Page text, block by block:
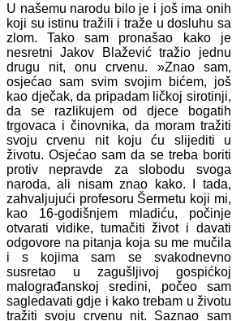
U našemu narodu bilo je i još ima onih
koji su istinu tražili i traže u dosluhu sa
zlom. Tako sam pronašao kako je
nesretni Jakov Blažević tražio jednu
drugu nit, onu crvenu. »Znao sam,
osjećao sam svim svojim bićem, još
kao dječak, da pripadam ličkoj sirotinji,
da se razlikujem od djece bogatih
trgovaca i činovnika, da moram tražiti
svoju crvenu nit koju ću slijediti u
životu. Osjećao sam da se treba boriti
protiv nepravde za slobodu svoga
naroda, ali nisam znao kako. I tada,
zahvaljujući profesoru Šermetu koji mi,
kao 16-godišnjem mladiću, počinje
otvarati vidike, tumačiti život i davati
odgovore na pitanja koja su me mučila
i s kojima sam se svakodnevno
susretao u zagušljivoj gospićkoj
malograđanskoj sredini, počeo sam
sagledavati gdje i kako trebam u životu
tražiti svoju crvenu nit. Saznao sam